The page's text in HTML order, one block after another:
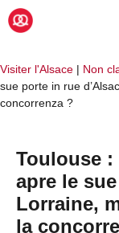
Vai
Visiter l'Alsace | Non
sue porte in rue
concorrenza ?
Toulouse :
apre le
Lorraine,
la